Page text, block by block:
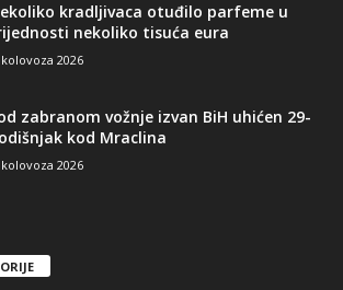
kradljivaca otuđilo parfeme u
nekoliko tisuća eura
2026
zabranom vožnje izvan BiH uhićen 29-
kod Mraclina
2026